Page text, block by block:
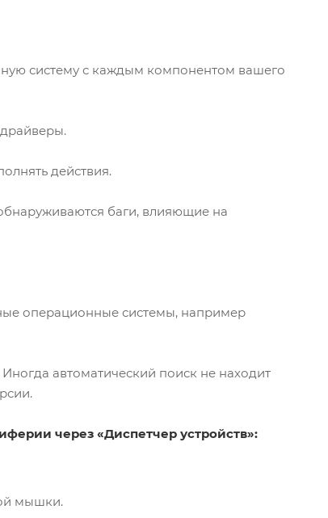
систему с каждым компонентом вашего
действия.
баги, влияющие на
операционные системы, например
автоматический поиск не находит
через «Диспетчер устройств»:
мышки.